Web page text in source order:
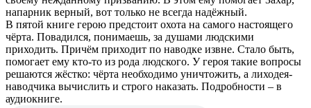
напарник верный, вот только не всегда надёжный.
В пятой книге герою предстоит охота на самого настоящего
чёрта. Повадился, понимаешь, за душами людскими
приходить. Причём приходит по наводке извне. Стало быть,
помогает ему кто-то из рода людского. У героя такие вопросы
решаются жёстко: чёрта необходимо уничтожить, а лиходея-
наводчика вычислить и строго наказать. Подробности – в
аудиокниге.